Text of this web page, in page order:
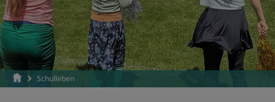
Schulleben